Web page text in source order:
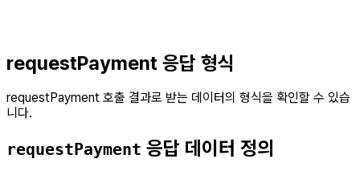
requestPayment 응답 형식
requestPayment 호출 결과로 받는 데이터의 형식을 확인할 수 있습
니다.
requestPayment 응답 데이터 정의